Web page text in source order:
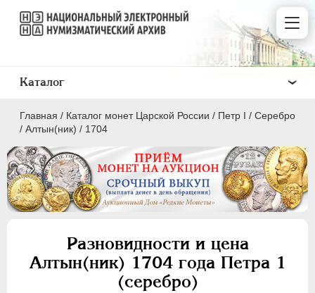
Главная / Каталог монет Царской России / Пeтр I / Серебро
/ Алтын(ник) / 1704
Разновидности и цена
Алтын(ник) 1704 года Петра 1
(серебро)
Каталог
ПEТР I 1699 - 1725